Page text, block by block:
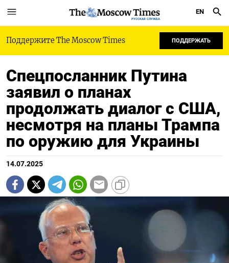
РУССКАЯ СЛУЖБА
EN
Поддержите The Moscow Times ПОДДЕРЖАТЬ
Спецпосланник Путина
заявил о планах
продолжать диалог с США,
несмотря на планы Трампа
по оружию для Украины
14.07.2025